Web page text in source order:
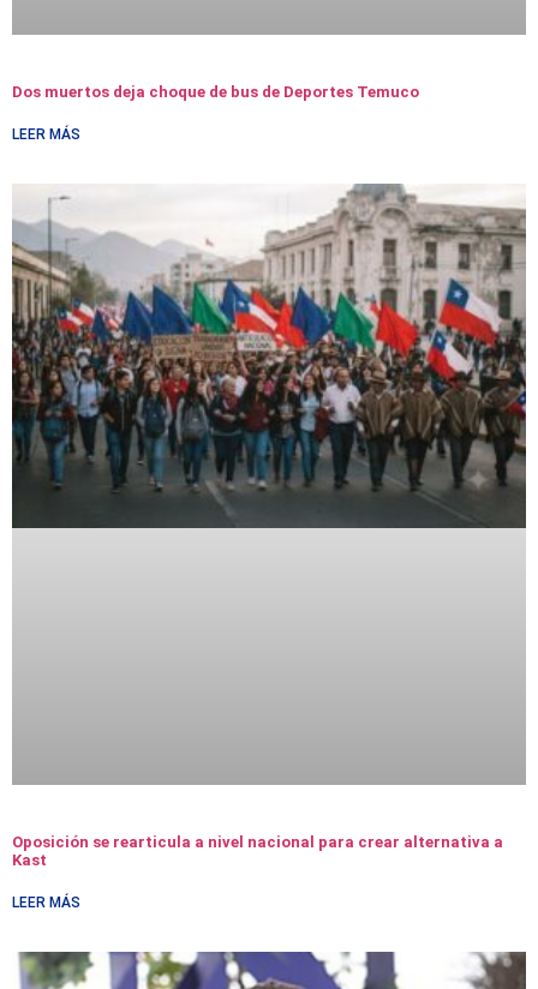
Dos muertos deja choque de bus de Deportes Temuco
LEER MÁS
Oposición se rearticula a nivel nacional para crear alternativa a
Kast
LEER MÁS